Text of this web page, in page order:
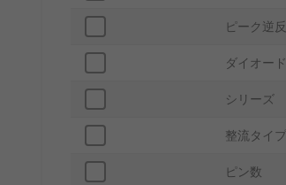
ピーク逆
ダイオー
シリーズ
整流タイプ
ピン数